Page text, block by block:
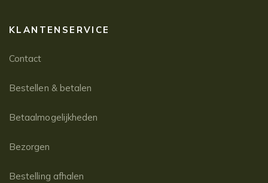
KLANTENSERVICE
Contact
Bestellen & betalen
Betaalmogelijkheden
Bezorgen
Bestelling afhalen